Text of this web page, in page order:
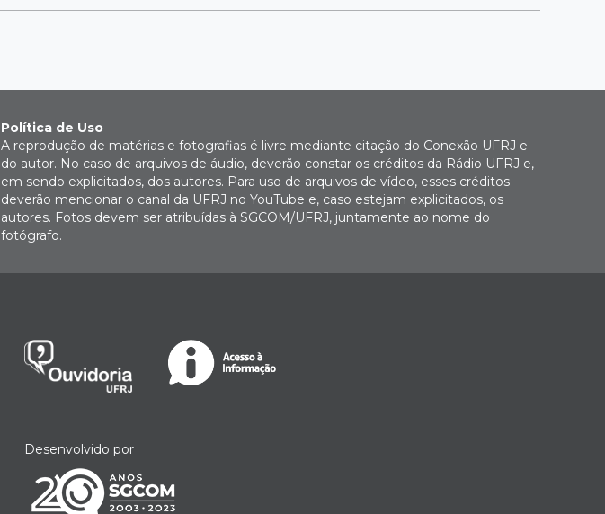
Política de Uso
A reprodução de matérias e fotografias é livre mediante citação do Conexão UFRJ e
do autor. No caso de arquivos de áudio, deverão constar os créditos da Rádio UFRJ e,
em sendo explicitados, dos autores. Para uso de arquivos de vídeo, esses créditos
deverão mencionar o canal da UFRJ no YouTube e, caso estejam explicitados, os
autores. Fotos devem ser atribuídas à SGCOM/UFRJ, juntamente ao nome do
fotógrafo.
Desenvolvido por